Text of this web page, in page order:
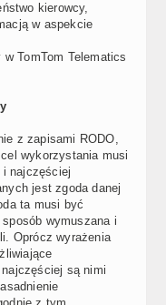
kierowcy,
w aspekcie
TomTom Telematics
z zapisami RODO,
wykorzystania musi
i najczęściej
jest zgoda danej
ta musi być
wymuszana i
Oprócz wyrażenia
są nimi